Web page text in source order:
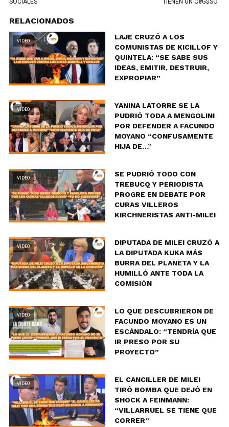
RELACIONADOS
VIDEO
LAJE CRUZÓ A LOS
COMUNISTAS DE KICILLOF Y
QUINTELA: “SE SABE SUS
IDEAS, EMITIR, DESTRUIR,
EXPROPIAR”
VIDEO
YANINA LATORRE SE LA
PUDRIÓ TODA A MENGOLINI
POR DEFENDER A FACUNDO
MOYANO “CONFUSAMENTE
HIJA DE…”
VIDEO
SE PUDRIÓ TODO CON
TREBUCQ Y PERIODISTA
PROGRE EN DEBATE POR
CURAS VILLEROS
KIRCHNERISTAS ANTI-MILEI
VIDEO
DIPUTADA DE MILEI CRUZÓ A
LA DIPUTADA KUKA MÁS
BURRA DEL PLANETA Y LA
HUMILLÓ ANTE TODA LA
COMISIÓN
VIDEO
LO QUE DESCUBRIERON DE
FACUNDO MOYANO ES UN
ESCÁNDALO: “TENDRÍA QUE
IR PRESO POR SU
PROYECTO”
VIDEO
EL CANCILLER DE MILEI
TIRÓ BOMBA QUE DEJÓ EN
SHOCK A FEINMANN:
“VILLARRUEL SE TIENE QUE
CORRER”